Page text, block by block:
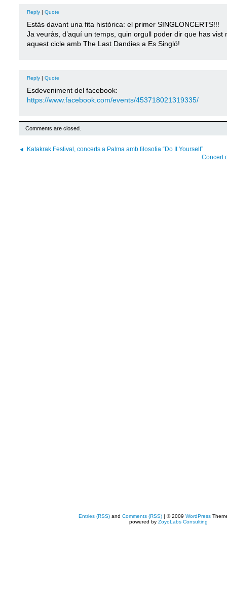
Reply | Quote
Estàs davant una fita històrica: el primer SINGLONCERTS!!!
Ja veuràs, d’aquí un temps, quin orgull poder dir que has vist
aquest cicle amb The Last Dandies a Es Singló!
Reply | Quote
Esdeveniment del facebook:
https://www.facebook.com/events/453718021319335/
Comments are closed.
Katakrak Festival, concerts a Palma amb filosofia “Do It Yourself”
Concert
Entries (RSS) andComments (RSS) | © 2009WordPress
powered byZoyoLabs Consulting